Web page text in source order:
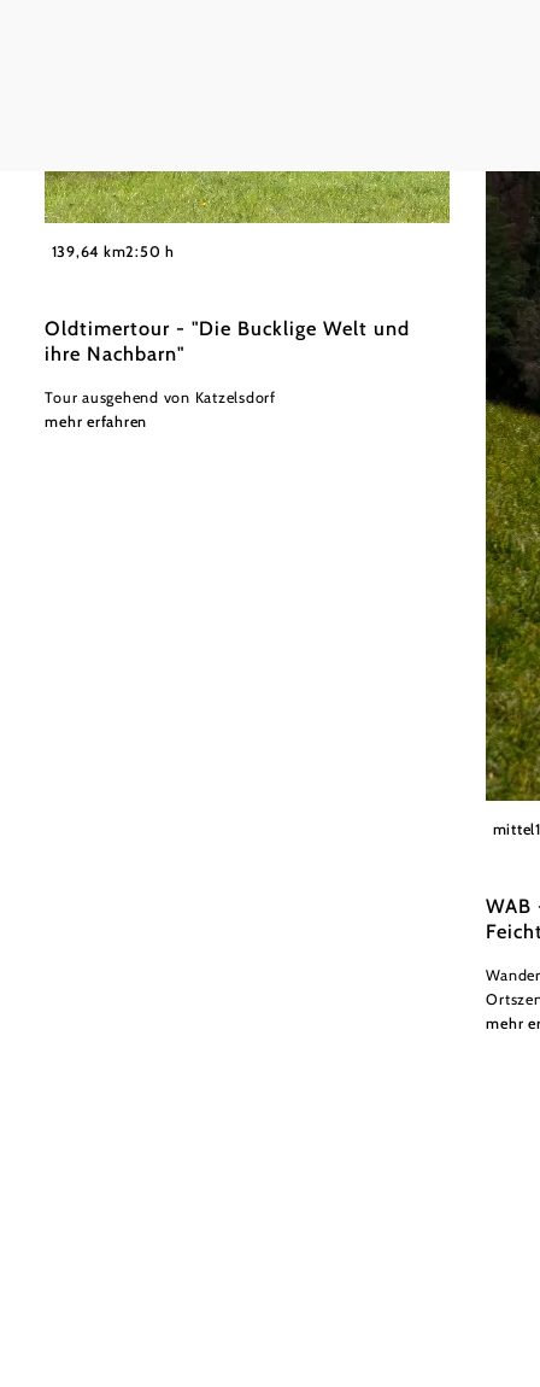
Wiener Alpen in Niederösterreich
139,64 km2:50 h
Oldtimertour - "Die Bucklige Welt und
ihre Nachbarn"
Tour ausgehend von Katzelsdorf
mehr erfahren
©
mittel
WAB
mehr